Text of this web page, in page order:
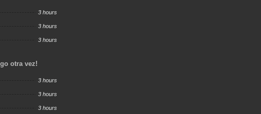
3 hours
3 hours
3 hours
otra vez!
3 hours
3 hours
3 hours